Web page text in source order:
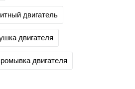
двигатель
двигателя
двигателя